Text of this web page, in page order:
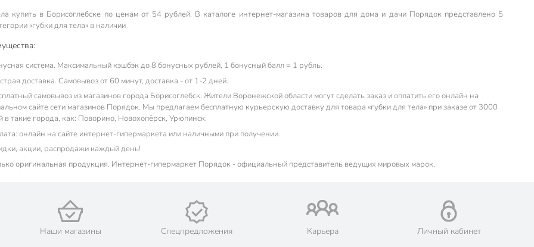
купить в Борисоглебске по ценам от 54 рублей. В каталоге интернет-магазина товаров для дома и дачи Порядок представлено 5
«губки для тела» в наличии
система. Максимальный кэшбэк до 8 бонусных рублей, 1 бонусный балл = 1 рубль.
доставка. Самовывоз от 60 минут, доставка - от 1-2 дней.
самовывоз из магазинов города Борисоглебск. Жители Воронежской области могут сделать заказ и оплатить его онлайн на
сайте сети магазинов Порядок. Мы предлагаем бесплатную курьерскую доставку для товара «губки для тела» при заказе от 3000
в такие города, как: Поворино, Новохопёрск, Урюпинск.
онлайн на сайте интернет-гипермаркета или наличными при получении.
акции, распродажи каждый день!
оригинальная продукция. Интернет-гипермаркет Порядок - официальный представитель ведущих мировых марок.
Наши магазины Спецпредложения Карьера Личный кабинет